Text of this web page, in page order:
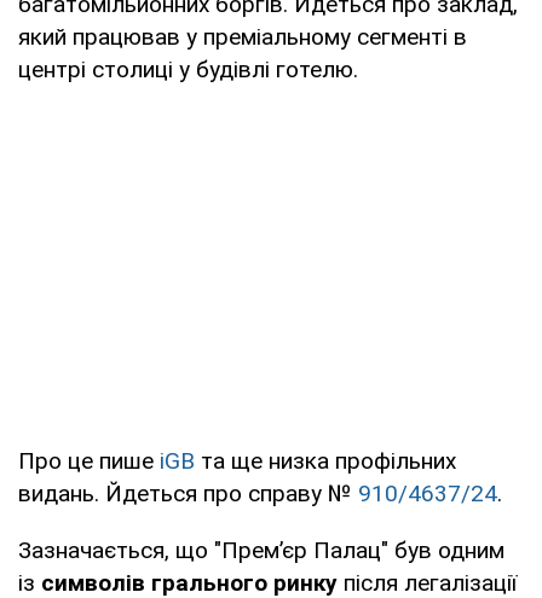
який працював у преміальному сегменті в
центрі столиці у будівлі готелю.
Про це пише iGB та ще низка профільних
видань. Йдеться про справу № 910/4637/24.
Зазначається, що "Прем’єр Палац" був одним
із символів грального ринку після легалізації